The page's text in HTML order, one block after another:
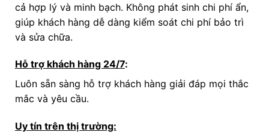
cả hợp lý và minh bạch. Không phát sinh chi phí ẩn,
giúp khách hàng dễ dàng kiểm soát chi phí bảo trì
và sửa chữa.
Hỗ trợ khách hàng 24/7:
Luôn sẵn sàng hỗ trợ khách hàng giải đáp mọi thắc
mắc và yêu cầu.
Uy tín trên thị trường: